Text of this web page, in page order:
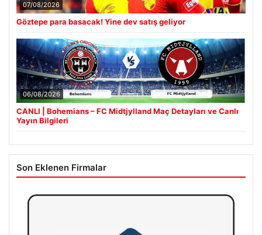
07/08/2026
Göztepe para basacak! Yine dev satış geliyor
06/08/2026
CANLI | Bohemians – FC Midtjylland Maç Detayları ve Canlı
Yayın Bilgileri
Son Eklenen Firmalar